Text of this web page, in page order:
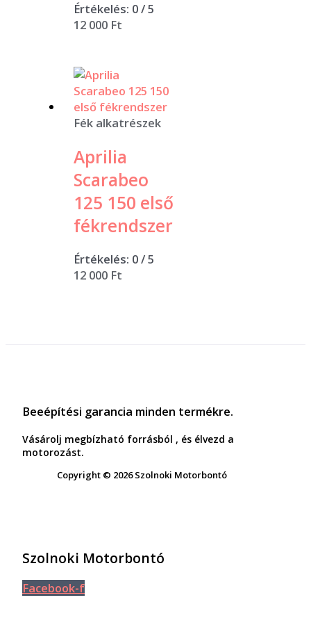
Értékelés: 0/ 5
12 000 Ft
Fék alkatrészek
Aprilia
Scarabeo
125 150 első
fékrendszer
Értékelés: 0/ 5
12 000 Ft
Beeépítési garancia minden termékre.
Vásárolj megbízható forrásból , és élvezd a
motorozást.
Copyright © 2026 Szolnoki Motorbontó
Szolnoki Motorbontó
Facebook-f